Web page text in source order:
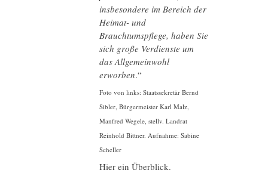
insbesondere im Bereich der
Heimat- und
Brauchtumspflege, haben Sie
sich große Verdienste um
das Allgemeinwohl
erworben.“
Foto von links: Staatssekretär Bernd
Sibler, Bürgermeister Karl Malz,
Manfred Wegele, stellv. Landrat
Reinhold Bittner. Aufnahme: Sabine
Scheller
Hier ein Überblick.